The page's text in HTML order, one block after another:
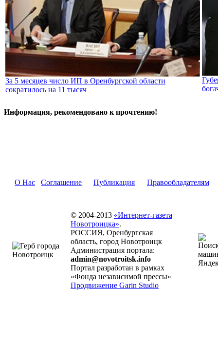
За 5 месяцев число ИП в Оренбургской области
сократилось на 11 тысяч
Информация, рекомендовано к прочтению!
О Нас Соглашение Публикация Правообладателям
© 2004-2013 «Интернет-газета
Новотроицка».
РОССИЯ, Оренбургская
область, город Новотроицк
Администрация портала:
admin@novotroitsk.info
Портал разработан в рамках
«Фонда независимой прессы»
Продвижение Garin Studio